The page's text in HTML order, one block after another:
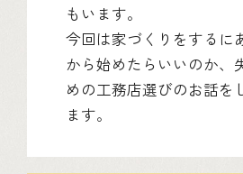
もいます。
今回は家づくりをするに
から始めたらいいのか、
めの工務店選びのお話を
ます。